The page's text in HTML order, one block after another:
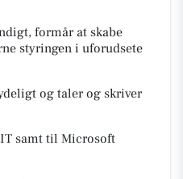
formår at skabe
styringen i uforudsete
og taler og skriver
samt til Microsoft